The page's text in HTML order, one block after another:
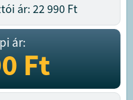
ár: 22 990 Ft
ár:
Ft